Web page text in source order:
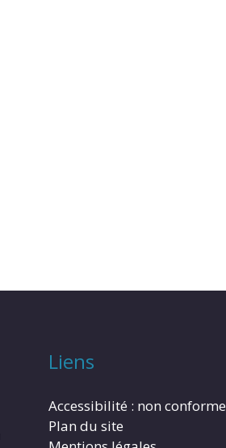
Liens
Accessibilité : non conforme
Plan du site